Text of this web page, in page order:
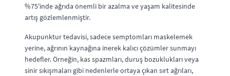
%75'inde ağrıda önemli bir azalma ve yaşam kalitesinde
artış gözlemlenmiştir.
Akupunktur tedavisi, sadece semptomları maskelemek
yerine, ağrının kaynağına inerek kalıcı çözümler sunmayı
hedefler. Örneğin, kas spazmları, duruş bozuklukları veya
sinir sıkışmaları gibi nedenlerle ortaya çıkan sırt ağrıları,